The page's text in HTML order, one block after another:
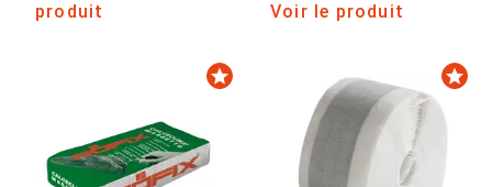
produit
Voir le produit